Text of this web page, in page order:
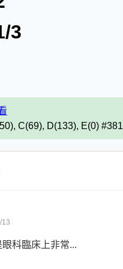
3
C(69), D(133), E(0)
13
科臨床上非常...